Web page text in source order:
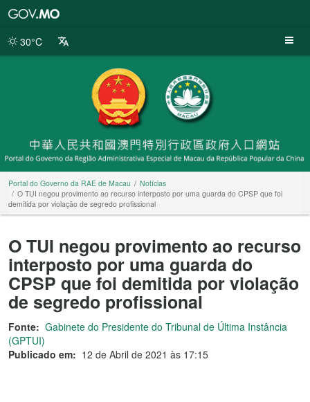
da
30°C
Portal do Governo da RAE de Macau
Notícias
O TUI negou provimento ao recurso interposto por uma guarda do CPSP que foi
demitida por violação de segredo profissional
O TUI negou provimento ao recurso
interposto por uma guarda do
CPSP que foi demitida por violação
de segredo profissional
Fonte: Gabinete do Presidente do Tribunal de Última Instância
(GPTUI)
Publicado em: 12 de Abril de 2021 às 17:15